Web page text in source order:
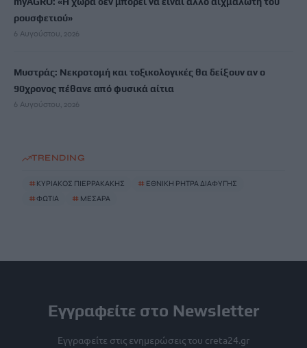
ρουσφετιού»
6 Αυγούστου, 2026
Μυστράς: Νεκροτομή και τοξικολογικές θα δείξουν αν ο
90χρονος πέθανε από φυσικά αίτια
6 Αυγούστου, 2026
TRENDING
# ΚΥΡΙΑΚΟΣ ΠΙΕΡΡΑΚΑΚΗΣ # ΕΘΝΙΚΗ ΡΗΤΡΑ ΔΙΑΦΥΓΗΣ
#ΦΩΤΙΑ # ΜΕΣΑΡΑ
Εγγραφείτε στο Newsletter
Εγγραφείτε στις ενημερώσεις του creta24.gr